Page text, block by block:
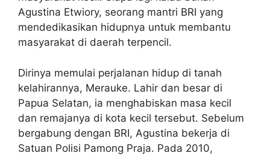
Agustina Etwiory, seorang mantri BRI yang
mendedikasikan hidupnya untuk membantu
masyarakat di daerah terpencil.
Dirinya memulai perjalanan hidup di tanah
kelahirannya, Merauke. Lahir dan besar di
Papua Selatan, ia menghabiskan masa kecil
dan remajanya di kota kecil tersebut. Sebelum
bergabung dengan BRI, Agustina bekerja di
Satuan Polisi Pamong Praja. Pada 2010,